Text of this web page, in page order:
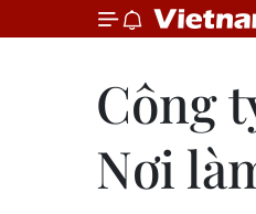
Công
Nơi